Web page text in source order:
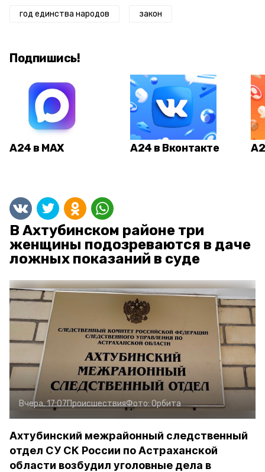
год единства народов закон
Подпишись!
А24 в MAX А24 в Вконтакте
В Ахтубинском районе три
женщины подозреваются в даче
ложных показаний в суде
Вчера, 17:07ПроисшествияФото:Орбита
Ахтубинский межрайонный следственный
отдел СУ СК России по Астраханской
области возбудил уголовные дела в